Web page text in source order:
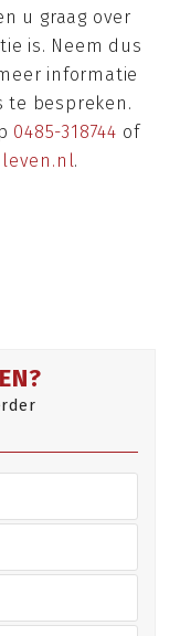
u graag over
is. Neem dus
informatie
te bespreken.
0485-318744 of
.